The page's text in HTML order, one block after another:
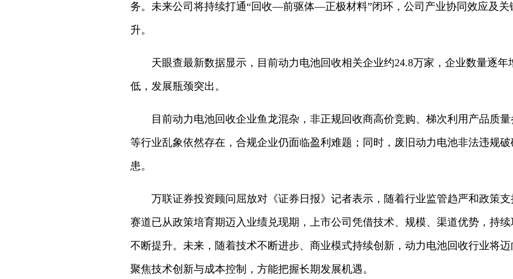
务。未来公司将持续打通“回收—前驱体—正极材料”闭环，公司产业协同效应及关
升。
天眼查最新数据显示，目前动力电池回收相关企业约24.8万家，企业数量逐年
低，发展瓶颈突出。
目前动力电池回收企业鱼龙混杂，非正规回收商高价竞购、梯次利用产品质量
等行业乱象依然存在，合规企业仍面临盈利难题；同时，废旧动力电池非法违规
患。
万联证券投资顾问屈放对《证券日报》记者表示，随着行业监管趋严和政策支
赛道已从政策培育期迈入业绩兑现期，上市公司凭借技术、规模、渠道优势，持
不断提升。未来，随着技术不断进步、商业模式持续创新，动力电池回收行业将
聚焦技术创新与成本控制，方能把握长期发展机遇。